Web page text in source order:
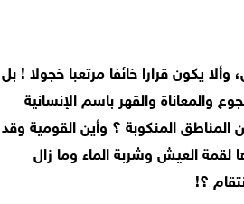
يكون قرارا خائفا مرتعبا خجولا ! بل
والمعاناة والقهر باسم الإنسانية
المناطق المنكوبة ؟ وأين القومية وقد
لقمة العيش وشربة الماء وما زال
؟!